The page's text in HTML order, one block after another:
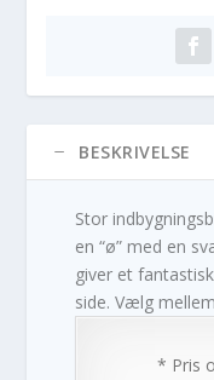
BESKRIVELSE
Stor
en “ø” med en
giver et
side. Vælg
* Pris